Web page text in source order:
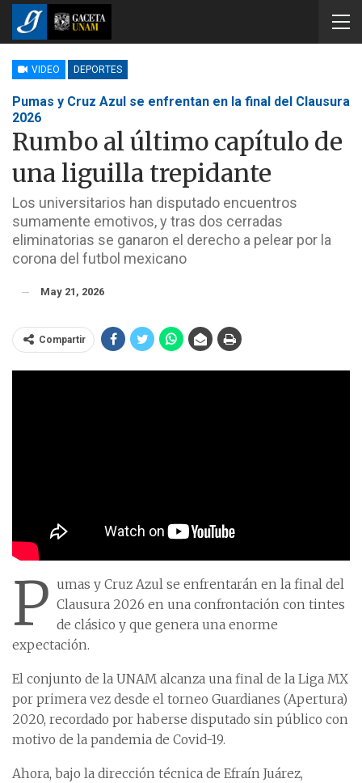
VIDEO DEPORTES
Pumas y Cruz Azul se enfrentan en la final del Clausura
2026
Rumbo al último capítulo de
una liguilla trepidante
Los universitarios han disputado encuentros
sumamente emotivos, y tras dos cerradas
eliminatorias se ganaron el derecho a pelear por la
corona del futbol mexicano
May 21, 2026
Compartir
P umas y Cruz Azul se enfrentarán en la final del
Clausura 2026 en una confrontación con tintes
de clásico y que genera una enorme
expectación.
El conjunto de la UNAM alcanza una final de la Liga MX
por primera vez desde el torneo Guardianes (Apertura)
2020, recordado por haberse disputado sin público con
motivo de la pandemia de Covid-19.
Ahora, bajo la dirección técnica de Efraín Juárez,